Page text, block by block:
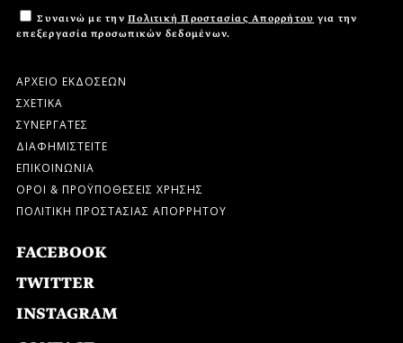
Συναινώ με την Πολιτική Προστασίας Απορρήτου για την
επεξεργασία προσωπικών δεδομένων.
ΑΡΧΕΙΟ ΕΚΔΟΣΕΩΝ
ΣΧΕΤΙΚΑ
ΣΥΝΕΡΓΑΤΕΣ
ΔΙΑΦΗΜΙΣΤΕΙΤΕ
ΕΠΙΚΟΙΝΩΝΙΑ
ΟΡΟΙ & ΠΡΟΫΠΟΘΕΣΕΙΣ ΧΡΗΣΗΣ
ΠΟΛΙΤΙΚΗ ΠΡΟΣΤΑΣΙΑΣ ΑΠΟΡΡΗΤΟΥ
FACEBOOK
TWITTER
INSTAGRAM